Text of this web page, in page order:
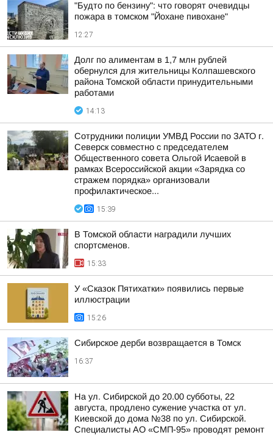
"Будто по бензину": что говорят очевидцы
пожара в томском "Йохане пивохане"
12:27
Долг по алиментам в 1,7 млн рублей
обернулся для жительницы Колпашевского
района Томской области принудительными
работами
14:13
Сотрудники полиции УМВД России по ЗАТО г.
Северск совместно с председателем
Общественного совета Ольгой Исаевой в
рамках Всероссийской акции «Зарядка со
стражем порядка» организовали
профилактическое...
15:39
В Томской области наградили лучших
спортсменов.
15:33
У «Сказок Пятихатки» появились первые
иллюстрации
15:26
Сибирское дерби возвращается в Томск
16:37
На ул. Сибирской до 20.00 субботы, 22
августа, продлено сужение участка от ул.
Киевской до дома №38 по ул. Сибирской.
Специалисты АО «СМП-95» проводят ремонт